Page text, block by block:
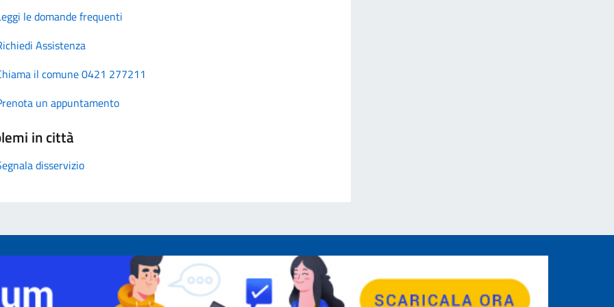
le domande frequenti
Assistenza
il comune 0421 277211
un appuntamento
in città
disservizio